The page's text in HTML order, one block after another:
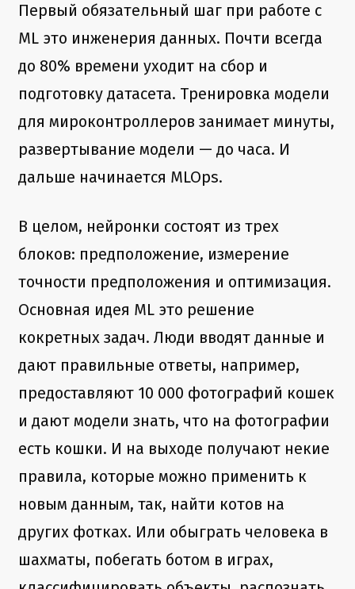
Первый обязательный шаг при работе с
ML это инженерия данных. Почти всегда
до 80% времени уходит на сбор и
подготовку датасета. Тренировка модели
для мироконтроллеров занимает минуты,
развертывание модели — до часа. И
дальше начинается MLOps.
В целом, нейронки состоят из трех
блоков: предположение, измерение
точности предположения и оптимизация.
Основная идея ML это решение
кокретных задач. Люди вводят данные и
дают правильные ответы, например,
предоставляют 10 000 фотографий кошек
и дают модели знать, что на фотографии
есть кошки. И на выходе получают некие
правила, которые можно применить к
новым данным, так, найти котов на
других фотках. Или обыграть человека в
шахматы, побегать ботом в играх,